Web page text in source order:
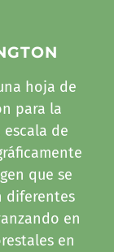
hoja de
para la
de
que se
diferentes
en
en